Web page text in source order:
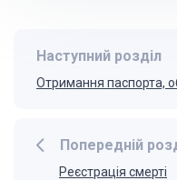
Попередній
Реєстрація смерті
Наступний розділ
Отримання паспорта,